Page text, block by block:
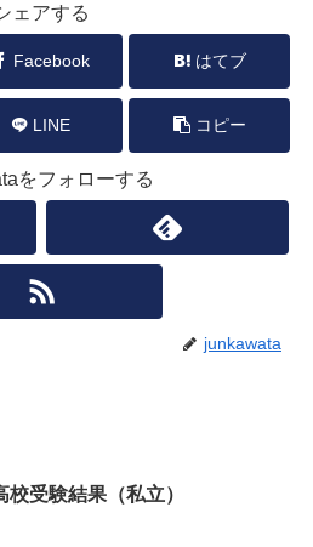
ェアする
Facebook はてブ
LINE コピー
をフォローする
junkawata
校受験結果（私立）